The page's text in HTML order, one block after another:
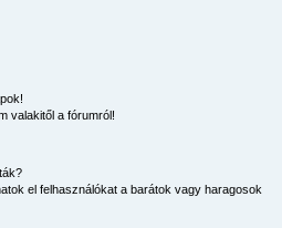
valakitől a fórumról!
el felhasználókat a barátok vagy haragosok